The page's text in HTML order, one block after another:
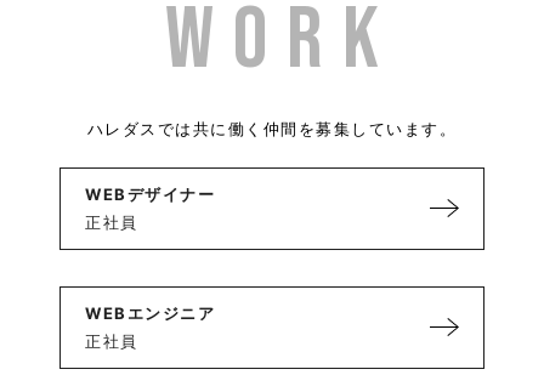
ハレダスでは共に働く仲間を募集しています。
WEBデザイナー
正社員
WEBエンジニア
正社員